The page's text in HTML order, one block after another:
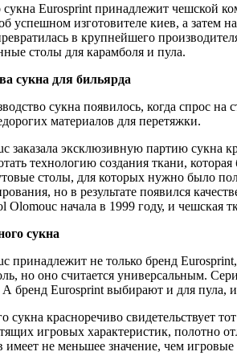
сукна Eurosprint принадлежит чешской
успешном изготовителе киев, а затем
в крупнейшего
столы для карамболя и пула.
сукна для бильярда
сукна появилось, когда спрос
материалов для перетяжки.
заказала эксклюзивную партию сукна
технологию создания ткани,
столы, для которых нужно было
но в результате появился
Olomouc начала в 1999 году, и чешская
сукна
принадлежит не только бренд
но оно считается универсальным.
А бренд Eurosprint выбирают и для пула, и
сукна красноречиво свидетельствует
игровых характеристик, полотно
не меньшее значение, чем игровые